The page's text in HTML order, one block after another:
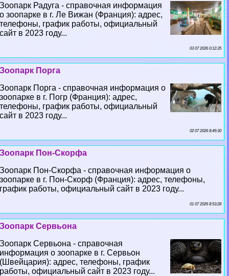
Зоопарк Радуга - справочная информация
о зоопарке в г. Ле Вижан (Франция): адрес,
телефоны, график работы, официальный
сайт в 2023 году...
03 07 2026 0:12:35
Зоопарк Порга
Зоопарк Порга - справочная информация о
зоопарке в г. Погр (Франция): адрес,
телефоны, график работы, официальный
сайт в 2023 году...
02 07 2026 8:49:30
Зоопарк Пон-Скорфа
Зоопарк Пон-Скорфа - справочная информация о
зоопарке в г. Пон-Скорф (Франция): адрес, телефоны,
график работы, официальный сайт в 2023 году...
01 07 2026 8:53:28
Зоопарк Сервьона
Зоопарк Сервьона - справочная
информация о зоопарке в г. Сервьон
(Швейцария): адрес, телефоны, график
работы, официальный сайт в 2023 году...